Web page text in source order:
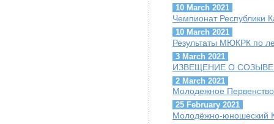
10 March 2021
Чемпионат Республики
10 March 2021
Результаты МЮКРК по
3 March 2021
ИЗВЕЩЕНИЕ О
2 March 2021
Молодежное
25 February 2021
Молодёжно-юношеский